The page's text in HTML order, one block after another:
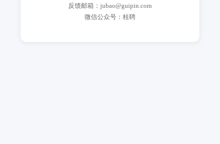
反馈邮箱：jubao@guipin.com
微信公众号：桂聘